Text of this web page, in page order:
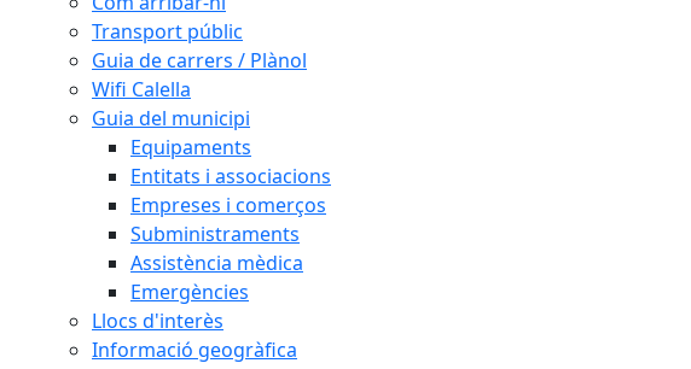
Transport públic
Guia de carrers / Plànol
Wifi Calella
Guia del municipi
Equipaments
Entitats i associacions
Empreses i comerços
Subministraments
Assistència mèdica
Emergències
Llocs d'interès
Informació geogràfica